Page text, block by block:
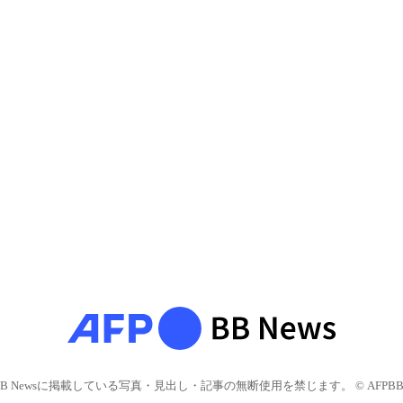
Newsに掲載している写真・見出し・記事の無断使用を禁じます。 © AFPBB